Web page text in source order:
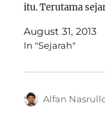
itu. Terutama
istilah Bung
melupakan…
August 31, 2013
In "Sejarah"
Author
Alfan